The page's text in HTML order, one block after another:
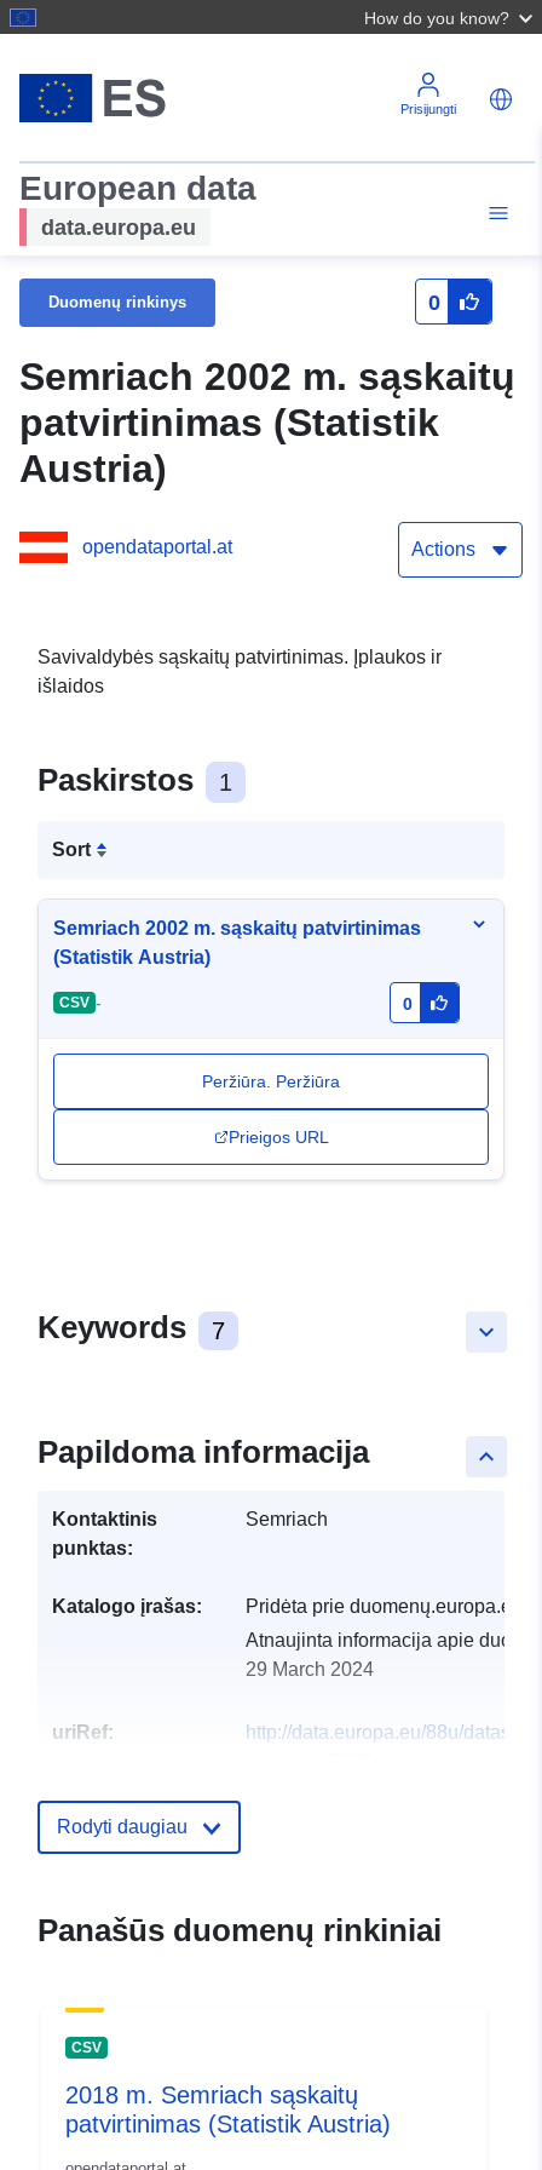
How do you know?
Prisijungti
European data
data.europa.eu
Duomenų rinkinys 0
Semriach 2002 m. sąskaitų
patvirtinimas (Statistik
Austria)
opendataportal.at Actions
Savivaldybės sąskaitų patvirtinimas. Įplaukos ir
išlaidos
Paskirstos 1
Sort
Semriach 2002 m. sąskaitų patvirtinimas
(Statistik Austria)
CSV - 0
Peržiūra. Peržiūra
Prieigos URL
keyboard_arrow_down
Keywords 7
keyboard_arrow_up
Papildoma informacija
Kontaktinis
punktas:
Semriach
Katalogo įrašas: Pridėta prie duomenų.europa.eu:
Atnaujinta informacija apie
29 March 2024
uriRef:
http://data.europa.eu/88u/
Rodyti daugiau
Panašūs duomenų rinkiniai
CSV
2018 m. Semriach sąskaitų
patvirtinimas (Statistik Austria)